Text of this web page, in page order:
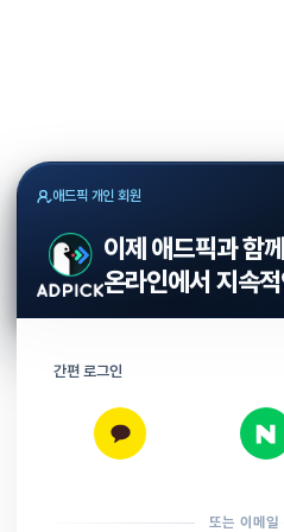
애드픽 개인 회원
이제 애드픽과 함께
온라인에서 지속
간편 로그인
또는 이메일